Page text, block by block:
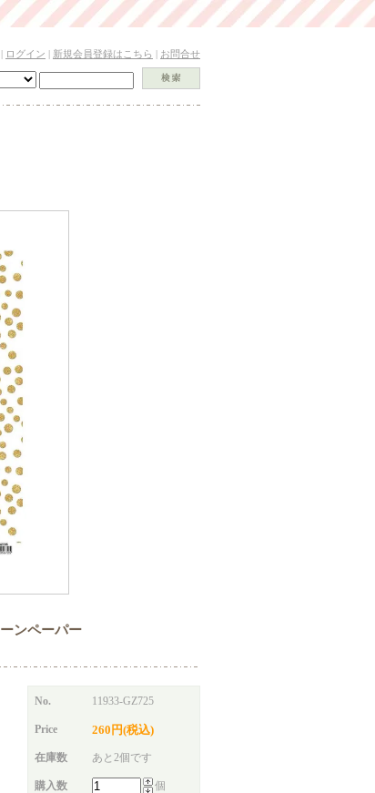
| ログイン | 新規会員登録はこちら | お問合せ
ンペーパー
No. 11933-GZ725
Price 260円(税込)
在庫数 あと2個です
購入数 個